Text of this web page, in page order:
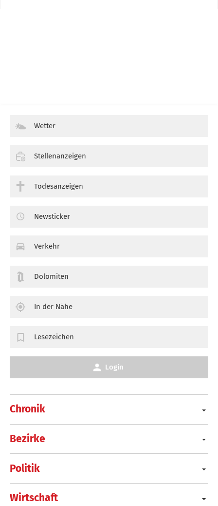
Chronik
Bezirke
Politik
Wirtschaft
Wetter
Stellenanzeigen
Todesanzeigen
Newsticker
Verkehr
Dolomiten
In der Nähe
Lesezeichen
Login